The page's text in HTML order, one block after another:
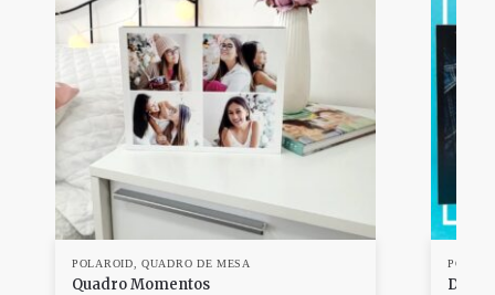
POLAROID ,QUADRO DE MESA
Quadro Momentos Duo